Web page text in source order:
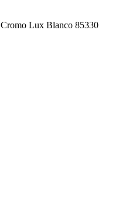
Cromo Lux Blanco 85330